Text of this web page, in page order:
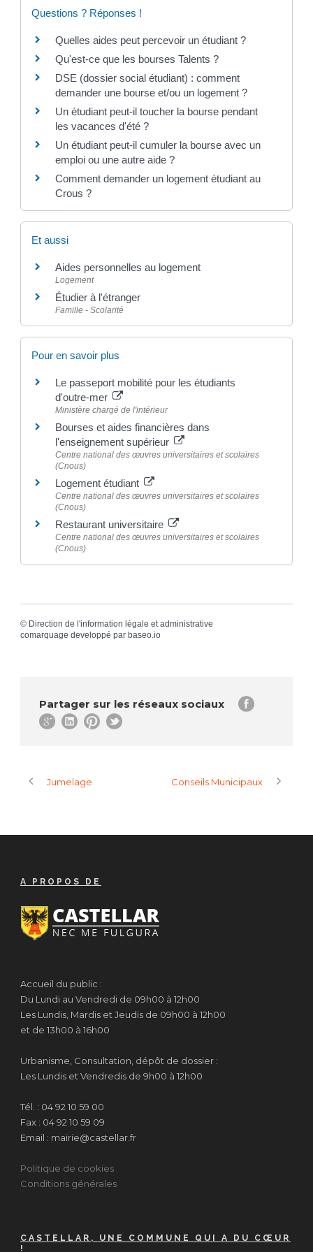
Questions ? Réponses !
Quelles aides peut percevoir un étudiant ?
Qu'est-ce que les bourses Talents ?
DSE (dossier social étudiant) : comment
demander une bourse et/ou un logement ?
Un étudiant peut-il toucher la bourse pendant
les vacances d'été ?
Un étudiant peut-il cumuler la bourse avec un
emploi ou une autre aide ?
Comment demander un logement étudiant au
Crous ?
Et aussi
Aides personnelles au logement
Logement
Étudier à l'étranger
Famille - Scolarité
Pour en savoir plus
Le passeport mobilité pour les étudiants
d'outre-mer
Ministère chargé de l'intérieur
Bourses et aides financières dans
l'enseignement supérieur
Centre national des œuvres universitaires et scolaires
(Cnous)
Logement étudiant
Centre national des œuvres universitaires et scolaires
(Cnous)
Restaurant universitaire
Centre national des œuvres universitaires et scolaires
(Cnous)
© Direction de l'information légale et administrative
comarquage developpé par baseo.io
Partager sur les réseaux sociaux
Jumelage Conseils Municipaux
A PROPOS DE
Accueil du public :
Du Lundi au Vendredi de 09h00 à 12h00
Les Lundis, Mardis et Jeudis de 09h00 à 12h00
et de 13h00 à 16h00
Urbanisme, Consultation, dépôt de dossier :
Les Lundis et Vendredis de 9h00 à 12h00
Tél. : 04 92 10 59 00
Fax : 04 92 10 59 09
Email : mairie@castellar.fr
Politique de cookies
Conditions générales
CASTELLAR, UNE COMMUNE QUI A DU CŒUR
!